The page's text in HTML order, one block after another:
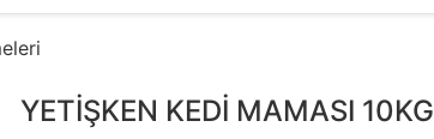
YETİŞKEN KEDİ MAMASI 10KG